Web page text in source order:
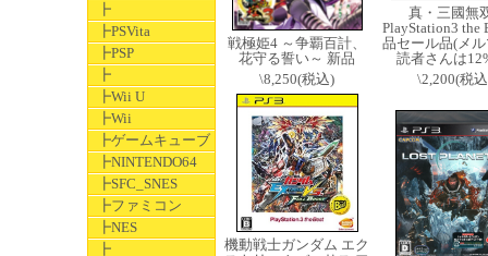
┣
┣PSVita
┣PSP
┣
┣Wii U
┣Wii
┣ゲームキューブ
┣NINTENDO64
┣SFC_SNES
┣ファミコン
┣NES
┣
戦極姫4 ～争覇百計、
花守る誓い～ 新品
\8,250(税込)
真・三國無
PlayStation3 the
品セール品(メ
読者さんは
\2,200(税
機動戦士ガンダム エク